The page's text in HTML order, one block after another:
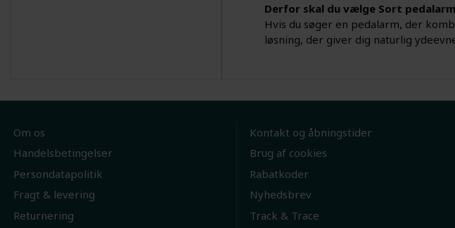
Derfor skal du vælge Sort
Hvis du søger en pedalarm, der
løsning, der giver dig naturlig
Om os
Handelsbetingelser
Persondatapolitik
Fragt & levering
Returnering
Kontakt og åbningstider
Brug af cookies
Rabatkoder
Nyhedsbrev
Track & Trace